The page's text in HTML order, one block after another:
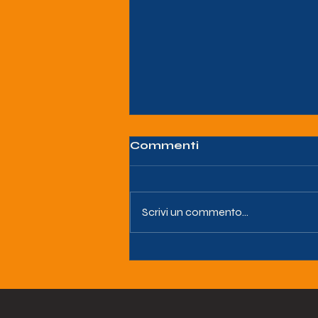
CHE STRAVOLGE I
Commenti
Scrivi un commento...